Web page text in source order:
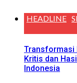
HEADLINE
Transformasi
Kritis dan
Indonesia